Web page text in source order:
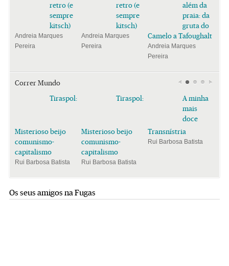
retro (e
sempre
kitsch)
Andreia Marques
Pereira
retro (e
sempre
kitsch)
Andreia Marques
Pereira
além da
praia: da
gruta do
Camelo a Tafoughalt
Andreia Marques
Pereira
Correr Mundo
Tiraspol:
Misterioso beijo
comunismo-
capitalismo
Rui Barbosa Batista
Tiraspol:
Misterioso beijo
comunismo-
capitalismo
Rui Barbosa Batista
A minha
mais
doce
Transnístria
Rui Barbosa Batista
Os seus amigos na Fugas